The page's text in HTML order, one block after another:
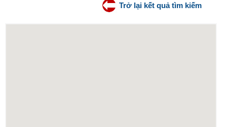
Trở lại kết quả tìm kiếm